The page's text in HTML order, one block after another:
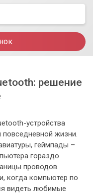
решение
устройства
жизни.
геймпады –
гораздо
проводов.
когда компьютер по
видеть любимые